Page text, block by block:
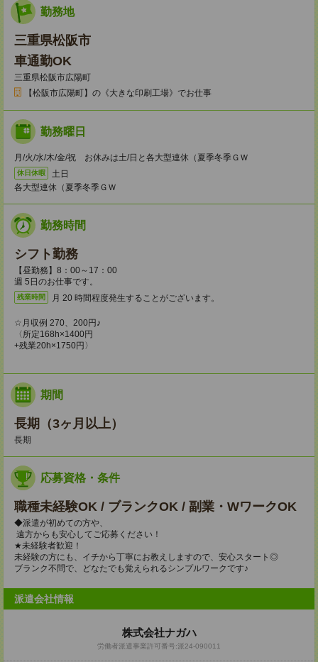
勤務地
三重県松阪市
車通勤OK
三重県松阪市広陽町
【松阪市広陽町】の《大きな印刷工場》でお仕事
勤務曜日
月/火/水/木/金/祝 お休みは土/日と各大型連休（夏季冬季ＧＷ
休日休暇
土日
各大型連休（夏季冬季ＧＷ
勤務時間
シフト勤務
【昼勤務】8：00～17：00
週 5日のお仕事です。
残業時間 月 20 時間程度発生することがございます。
☆月収例 270、200円♪
〈所定168h×1400円
+残業20h×1750円〉
期間
長期（3ヶ月以上）
長期
応募資格・条件
職種未経験OK / ブランクOK / 副業・WワークOK
◆派遣が初めての方や、
遠方からも安心してご応募ください！
★未経験者歓迎！
未経験の方にも、イチから丁寧にお教えしますので、安心スタート◎
ブランク不問で、どなたでも覚えられるシンプルワークです♪
派遣会社情報
株式会社ナガハ
労働者派遣事業許可番号:派24-090011